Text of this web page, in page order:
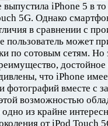
iPhone 5 в
5G. Однако
в сравнении с
может
по сотовым сетям. Но
что iPhone
фотографий вместе с
возможностью
одно из крайне
от iPod Touch